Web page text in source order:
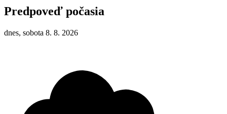
Predpoveď počasia
dnes, sobota 8. 8. 2026